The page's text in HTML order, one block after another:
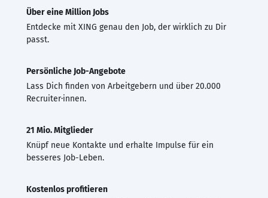
Über eine Million Jobs
Entdecke mit XING genau den Job, der wirklich zu Dir
passt.
Persönliche Job-Angebote
Lass Dich finden von Arbeitgebern und über 20.000
Recruiter·innen.
21 Mio. Mitglieder
Knüpf neue Kontakte und erhalte Impulse für ein
besseres Job-Leben.
Kostenlos profitieren